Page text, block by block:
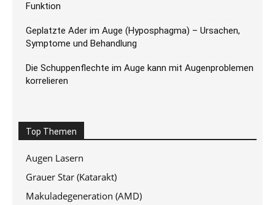
Funktion
Geplatzte Ader im Auge (Hyposphagma) – Ursachen,
Symptome und Behandlung
Die Schuppenflechte im Auge kann mit Augenproblemen
korrelieren
Top Themen
Augen Lasern
Grauer Star (Katarakt)
Makuladegeneration (AMD)